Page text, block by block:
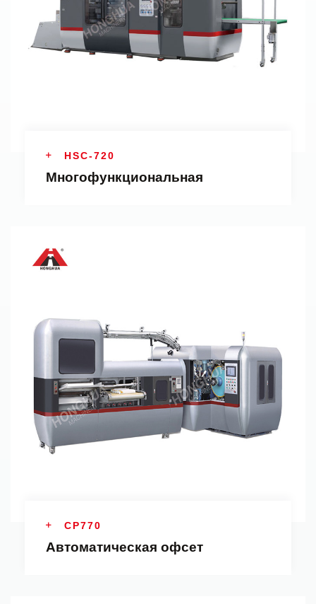
HSC-720
Многофункциональная
CP770
Автоматическая офсет